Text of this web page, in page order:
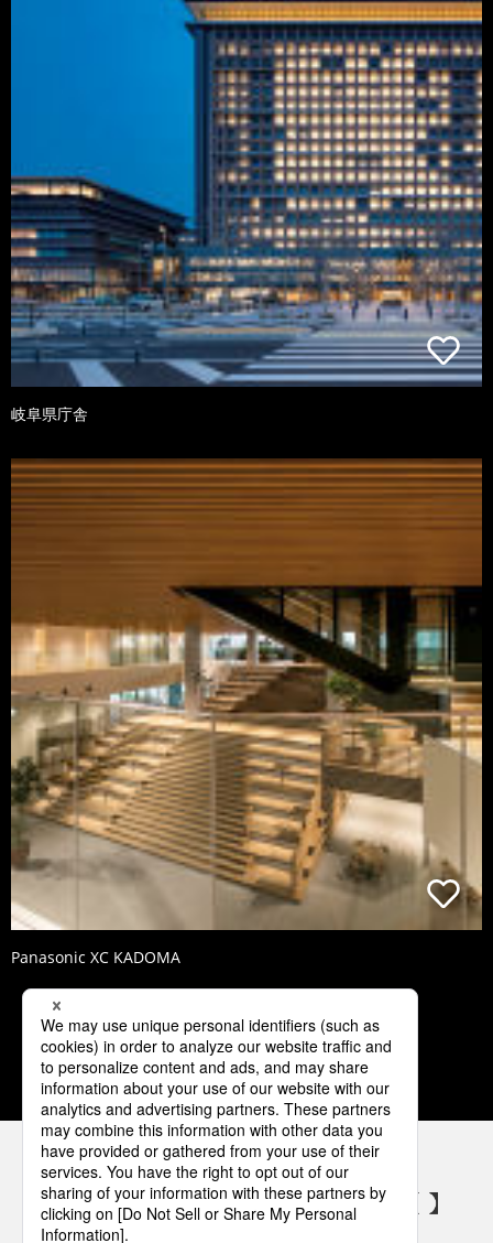
岐阜県庁舎
Panasonic XC KADOMA
4 5 6 7 8
パナソニックの電気設備 SNSアカウント